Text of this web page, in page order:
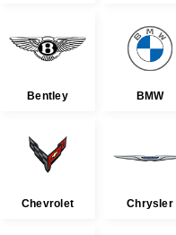
Bentley BMW
Chevrolet Chrysler